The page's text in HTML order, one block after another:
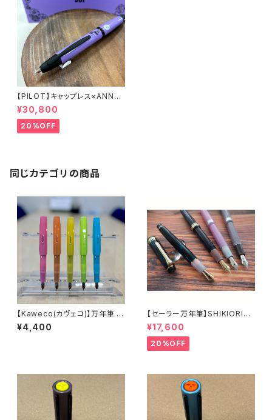
【PILOT】キャップレス×ANNAS
UI万年筆
¥30,800
20%OFF
同じカテゴリの商品
【Kaweco(カヴェコ)】万年筆 フ
ロステッドスポーツ
¥4,400
【セーラー万年筆】SHIKIORIー
四季織ー 山水（中細）
¥17,600
20%OFF